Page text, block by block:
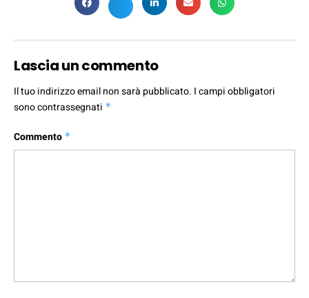
Lascia un commento
Il tuo indirizzo email non sarà pubblicato. I campi obbligatori
sono contrassegnati *
Commento *